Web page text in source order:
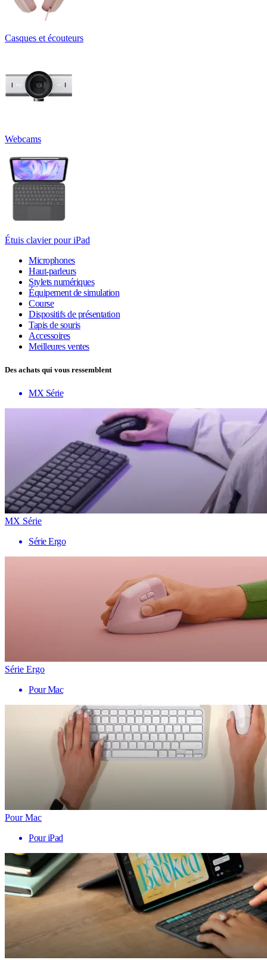
Casques et écouteurs
Webcams
Étuis clavier pour iPad
Microphones
Haut-parleurs
Stylets numériques
Équipement de simulation
Course
Dispositifs de présentation
Tapis de souris
Accessoires
Meilleures ventes
Des achats qui vous ressemblent
MX Série
MX Série
Série Ergo
Série Ergo
Pour Mac
Pour Mac
Pour iPad